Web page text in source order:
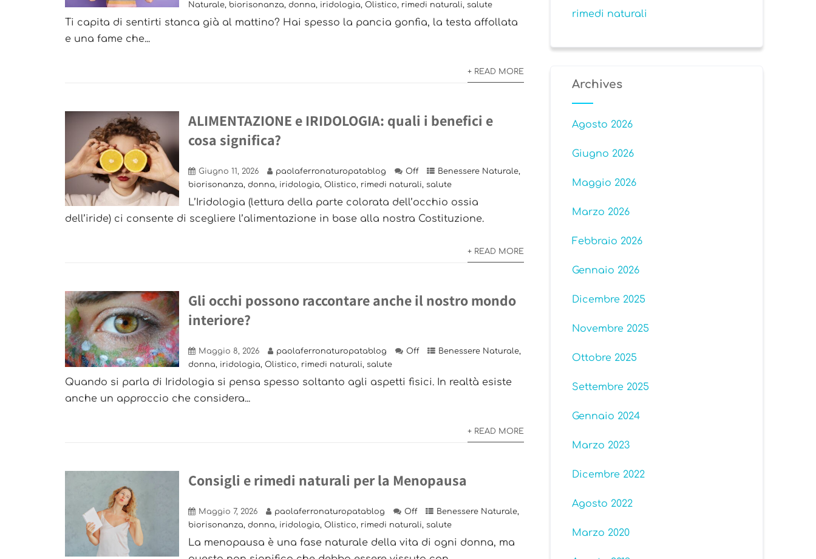
Naturale, biorisonanza,donna, iridologia,Olistico, rimedi naturali, salute
Ti capita di sentirti stanca già al mattino? Hai spesso la pancia gonfia, la testa affollata
e una fame che...
+ READ MORE
ALIMENTAZIONE e IRIDOLOGIA: quali i benefici e
cosa significa?
Giugno 11, 2026 paolaferronaturopatablog Off Benessere Naturale,
biorisonanza,donna, iridologia,Olistico, rimedi naturali, salute
L’Iridologia (lettura della parte colorata dell’occhio ossia
dell’iride) ci consente di scegliere l’alimentazione in base alla nostra Costituzione.
+ READ MORE
Gli occhi possono raccontare anche il nostro mondo
interiore?
Maggio 8, 2026 paolaferronaturopatablog Off Benessere Naturale,
donna, iridologia,Olistico, rimedi naturali, salute
Quando si parla di Iridologia si pensa spesso soltanto agli aspetti fisici. In realtà esiste
anche un approccio che considera...
+ READ MORE
Consigli e rimedi naturali per la Menopausa
Maggio 7, 2026 paolaferronaturopatablog Off Benessere Naturale,
biorisonanza,donna, iridologia,Olistico, rimedi naturali, salute
La menopausa è una fase naturale della vita di ogni donna, ma
rimedi naturali
Archives
Agosto 2026
Giugno 2026
Maggio 2026
Marzo 2026
Febbraio 2026
Gennaio 2026
Dicembre 2025
Novembre 2025
Ottobre 2025
Settembre 2025
Gennaio 2024
Marzo 2023
Dicembre 2022
Agosto 2022
Marzo 2020